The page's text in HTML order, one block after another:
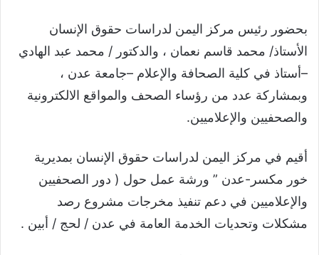
بحضور رئيس مركز اليمن لدراسات حقوق الإنسان
الأستاذ/ محمد قاسم نعمان ، والدكتور / محمد عبد الهادي
–أستاذ في كلية الصحافة والإعلام –جامعة عدن ،
وبمشاركة عدد من رؤساء الصحف والمواقع الالكترونية
والصحفيين والإعلاميين.
أقيم في مركز اليمن لدراسات حقوق الإنسان بمديرية
خور مكسر-عدن ” ورشة عمل حول ( دور الصحفيين
والإعلاميين في دعم تنفيذ مخرجات مشروع رصد
مشكلات وتحديات الخدمة العامة في عدن / لحج / أبين .